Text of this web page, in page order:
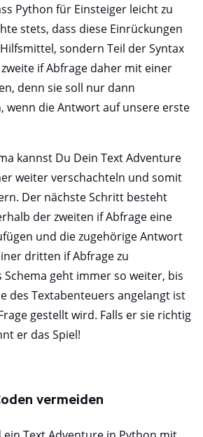
Python für Einsteiger leicht zu
stets, dass diese Einrückungen
sondern Teil der Syntax
if Abfrage daher mit einer
denn sie soll nur dann
wenn die Antwort auf unsere erste
kannst Du Dein Text Adventure
weiter verschachteln und somit
Der nächste Schritt besteht
der zweiten if Abfrage eine
und die zugehörige Antwort
dritten if Abfrage zu
geht immer so weiter, bis
des Textabenteuers angelangt ist
gestellt wird. Falls er sie richtig
er das Spiel!
vermeiden